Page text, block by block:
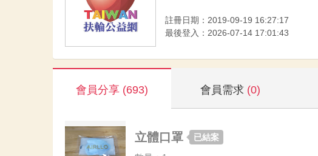
註冊日期：2019-09-19 16:27:17
最後登入：2026-07-14 17:01:43
會員分享 (693) 會員需求 (0)
立體口罩 已結案